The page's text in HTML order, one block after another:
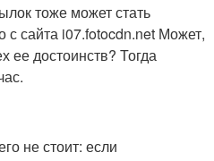
тоже может стать
сайта i07.fotocdn.net Может,
ее достоинств? Тогда
не стоит: если